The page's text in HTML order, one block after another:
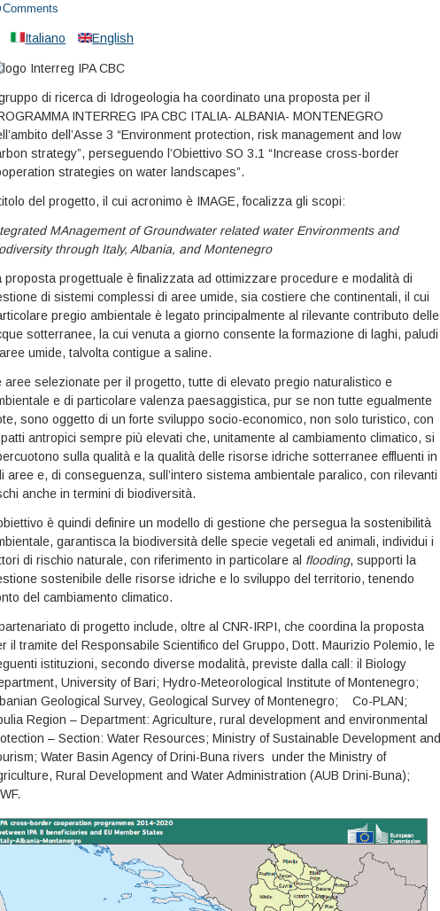
Comments
Italiano English
di ricerca di Idrogeologia ha coordinato una proposta per il
INTERREG IPA CBC ITALIA- ALBANIA- MONTENEGRO
dell’Asse 3 “Environment protection, risk management and low
strategy”, perseguendo l’Obiettivo SO 3.1 “Increase cross-border
strategies on water landscapes”.
del progetto, il cui acronimo è IMAGE, focalizza gli scopi:
MAnagement of Groundwater related water Environments and
through Italy, Albania, and Montenegro
proposta progettuale è finalizzata ad ottimizzare procedure e modalità di
di sistemi complessi di aree umide, sia costiere che continentali, il cui
pregio ambientale è legato principalmente al rilevante contributo delle
sotterranee, la cui venuta a giorno consente la formazione di laghi, paludi
umide, talvolta contigue a saline.
aree selezionate per il progetto, tutte di elevato pregio naturalistico e
e di particolare valenza paesaggistica, pur se non tutte egualmente
sono oggetto di un forte sviluppo socio-economico, non solo turistico, con
antropici sempre più elevati che, unitamente al cambiamento climatico, si
sulla qualità e la qualità delle risorse idriche sotterranee effluenti in
aree e, di conseguenza, sull’intero sistema ambientale paralico, con rilevanti
anche in termini di biodiversità.
è quindi definire un modello di gestione che persegua la sostenibilità
garantisca la biodiversità delle specie vegetali ed animali, individui i
di rischio naturale, con riferimento in particolare al flooding, supporti la
sostenibile delle risorse idriche e lo sviluppo del territorio, tenendo
del cambiamento climatico.
di progetto include, oltre al CNR-IRPI, che coordina la proposta
il tramite del Responsabile Scientifico del Gruppo, Dott. Maurizio Polemio, le
istituzioni, secondo diverse modalità, previste dalla call: il Biology
University of Bari; Hydro-Meteorological Institute of Montenegro;
Geological Survey, Geological Survey of Montenegro; Co-PLAN;
Region – Department: Agriculture, rural development and environmental
– Section: Water Resources; Ministry of Sustainable Development and
Water Basin Agency of Drini-Buna rivers under the Ministry of
Rural Development and Water Administration (AUB Drini-Buna);